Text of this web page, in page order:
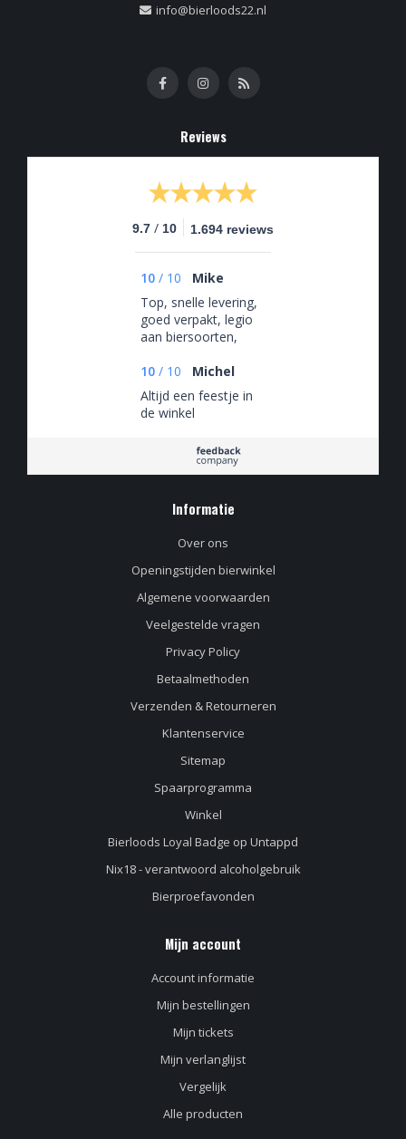
info@bierloods22.nl
Reviews
9.7 / 10 1.694 reviews
10 / 10
Mike
Top, snelle levering,
goed verpakt, legio
aan biersoorten,
🤡
10 / 10
Michel
Altijd een feestje in
de winkel
Informatie
Over ons
Openingstijden bierwinkel
Algemene voorwaarden
Veelgestelde vragen
Privacy Policy
Betaalmethoden
Verzenden & Retourneren
Klantenservice
Sitemap
Spaarprogramma
Winkel
Bierloods Loyal Badge op Untappd
Nix18 - verantwoord alcoholgebruik
Bierproefavonden
Mijn account
Account informatie
Mijn bestellingen
Mijn tickets
Mijn verlanglijst
Vergelijk
Alle producten